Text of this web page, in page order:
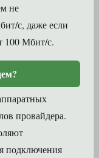
не
с, даже если
100 Мбит/с.
провайдера.
подключения